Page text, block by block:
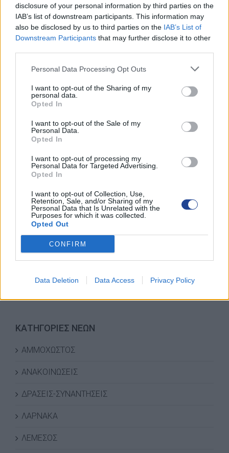
disclosure of your personal information by third parties on the
IAB’s list of downstream participants. This information may
also be disclosed by us to third parties on the IAB’s List of
Downstream Participants that may further disclose it to other
Personal Data Processing Opt Outs
I want to opt-out of the Sharing of my
personal data.
Opted In
I want to opt-out of the Sale of my
Personal Data.
Opted In
I want to opt-out of processing my
Personal Data for Targeted Advertising.
Opted In
I want to opt-out of Collection, Use,
Retention, Sale, and/or Sharing of my
Personal Data that Is Unrelated with the
Purposes for which it was collected.
Opted Out
CONFIRM
Data Deletion Data Access Privacy Policy
ΟΙ ΕΚΔΗΛΩΣΕΙΣ ΜΑΣ
ΚΑΤΗΓΟΡΙΕΣ ΝΕΩΝ
ΑΜΜΟΧΩΣΤΟΣ
ΑΝΑΚΟΙΝΩΣΕΙΣ
ΔΡΑΣΕΙΣ-ΣΥΝΑΝΤΗΣΕΙΣ
ΛΑΡΝΑΚΑ
ΛΕΜΕΣΟΣ